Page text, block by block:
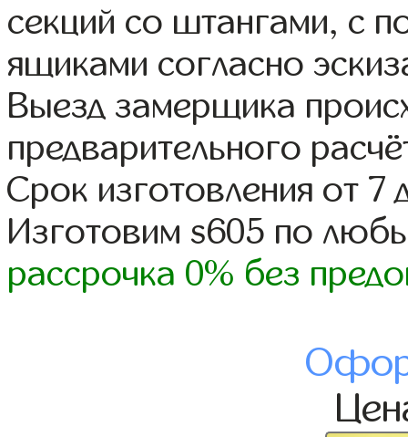
секций со штангами, с
ящиками согласно
Выезд замерщика
предварительного
Срок изготовления от 7
Изготовим s605 по
рассрочка 0% без